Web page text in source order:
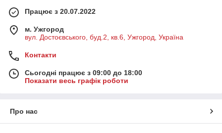
Працює з 20.07.2022
м. Ужгород
вул. Достоєвського, буд.2, кв.6, Ужгород, Україна
Контакти
Сьогодні працює з 09:00 до 18:00
Показати весь графік роботи
Про нас